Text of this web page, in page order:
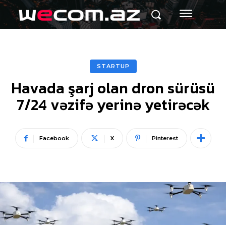
STARTUP
Havada şarj olan dron sürüsü
7/24 vəzifə yerinə yetirəcək
Facebook X Pinterest